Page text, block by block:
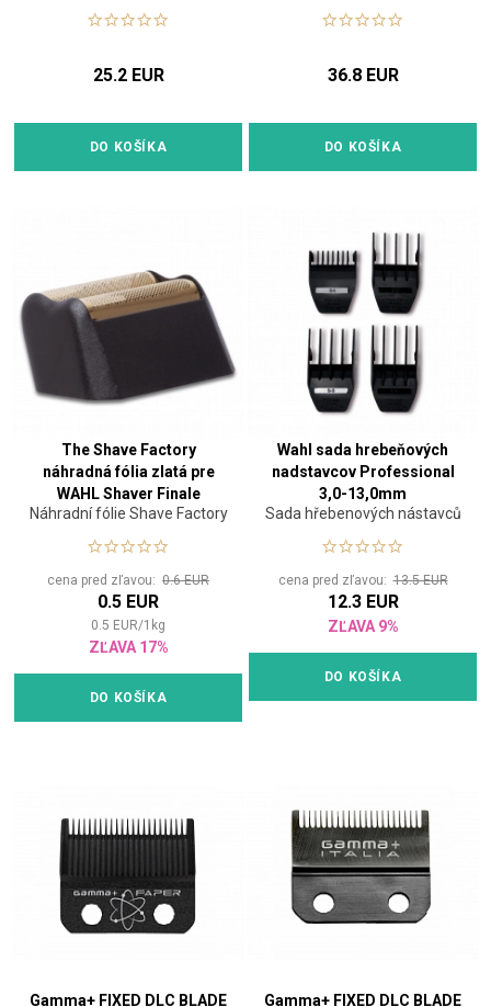
25.2 EUR
DO KOŠÍKA
36.8 EUR
DO KOŠÍKA
The Shave Factory
náhradná fólia zlatá pre
WAHL Shaver Finale
(KÓPIA)
Náhradní fólie Shave Factory
cena pred zľavou: 0.6 EUR
0.5 EUR
0.5 EUR/1 kg
ZĽAVA 17%
DO KOŠÍKA
Wahl sada hrebeňových
nadstavcov Professional
3,0-13,0mm
Sada hřebenových nástavců
cena pred zľavou:13.5 EUR
12.3 EUR
ZĽAVA 9%
DO KOŠÍKA
Gamma+ FIXED DLC BLADE Gamma+ FIXED DLC BLADE